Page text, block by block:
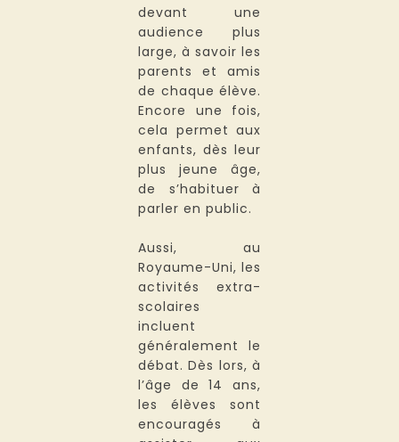
devant une
audience plus
large, à savoir les
parents et amis
de chaque élève.
Encore une fois,
cela permet aux
enfants, dès leur
plus jeune âge,
de s’habituer à
parler en public.
Aussi, au
Royaume-Uni, les
activités extra-
scolaires
incluent
généralement le
débat. Dès lors, à
l’âge de 14 ans,
les élèves sont
encouragés à